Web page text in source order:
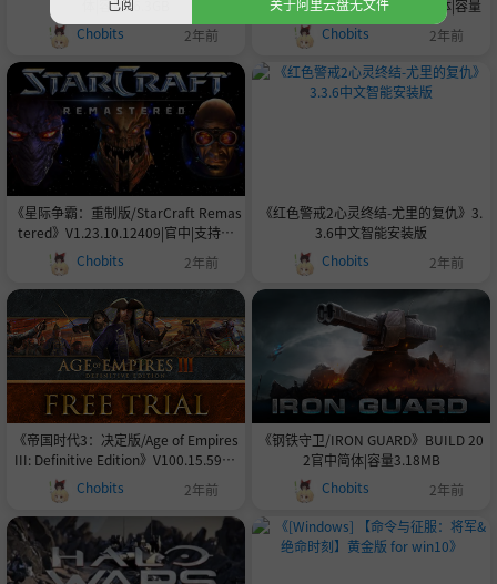
体|容量26.3GB
Chobits
2年前
YUZU-4176模拟器整合官中简体|容量
Chobits
2年前
《星际争霸：重制版/StarCraft Remas
tered》V1.23.10.12409|官中|支持键
鼠|容量10GB
Chobits 2年前
《红色警戒2心灵终结-尤里的复仇》3.
3.6中文智能安装版
Chobits
2年前
《帝国时代3：决定版/Age of Empires
III: Definitive Edition》V100.15.5907
6.0|容量54.2GB|官中|支持键鼠.手柄|赠
多项修改器
Chobits 2年前
《钢铁守卫/IRON GUARD》BUILD 20
2官中简体|容量3.18MB
Chobits
2年前
已阅
关于阿里云盘无文件